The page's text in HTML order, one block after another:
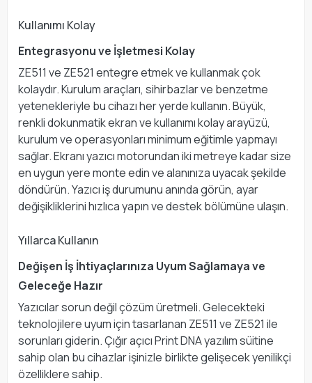
Kullanımı Kolay
Entegrasyonu ve İşletmesi Kolay
ZE511 ve ZE521 entegre etmek ve kullanmak çok
kolaydır. Kurulum araçları, sihirbazlar ve benzetme
yetenekleriyle bu cihazı her yerde kullanın. Büyük,
renkli dokunmatik ekran ve kullanımı kolay arayüzü,
kurulum ve operasyonları minimum eğitimle yapmayı
sağlar. Ekranı yazıcı motorundan iki metreye kadar size
en uygun yere monte edin ve alanınıza uyacak şekilde
döndürün. Yazıcı iş durumunu anında görün, ayar
değişikliklerini hızlıca yapın ve destek bölümüne ulaşın.
Yıllarca Kullanın
Değişen İş İhtiyaçlarınıza Uyum Sağlamaya ve
Geleceğe Hazır
Yazıcılar sorun değil çözüm üretmeli. Gelecekteki
teknolojilere uyum için tasarlanan ZE511 ve ZE521 ile
sorunları giderin. Çığır açıcı Print DNA yazılım süitine
sahip olan bu cihazlar işinizle birlikte gelişecek yenilikçi
özelliklere sahip.